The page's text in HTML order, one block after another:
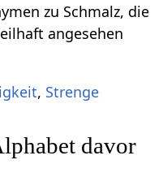
zu Schmalz, die
angesehen
, Strenge
davor